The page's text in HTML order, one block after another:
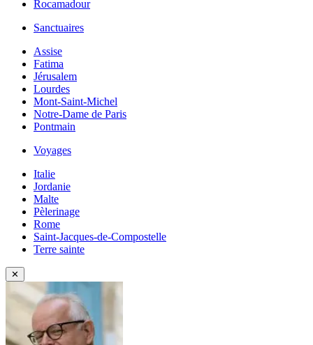
Rocamadour
Sanctuaires
Assise
Fatima
Jérusalem
Lourdes
Mont-Saint-Michel
Notre-Dame de Paris
Pontmain
Voyages
Italie
Jordanie
Malte
Pèlerinage
Rome
Saint-Jacques-de-Compostelle
Terre sainte
✕